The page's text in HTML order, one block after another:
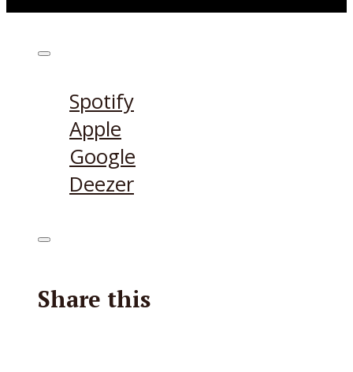
Spotify
Apple
Google
Deezer
Share this